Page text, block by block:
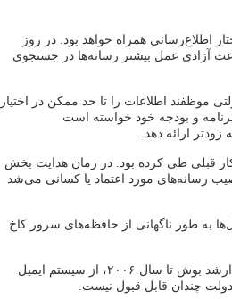
اطلاع‌رسانی همراه خواهد بود. در روز
آزادی عمل بیشتر رسانه‌ها در جستجوی
موظفند اطلاعات را تا حد ممکن در اختیار
برنامه و بودجه خود خواسته است
ارائه دهد.
قبلی طی کرده بود. در زمان هدایت بخش
رسانه‌های مورد اعتماد یا کسانی می‌شد
به طور ناگهانی از حافظه‌های سرور کاخ
بعضی از شاغلان کاخ سفید از جمله کارل روو، مشاور ارشد بوش تا سال ۲۰۰۶، از سیستم ایمیل
چندان قابل قبول نیست.